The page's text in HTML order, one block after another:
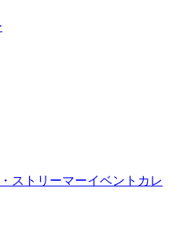
ストリーマーイベントカレ